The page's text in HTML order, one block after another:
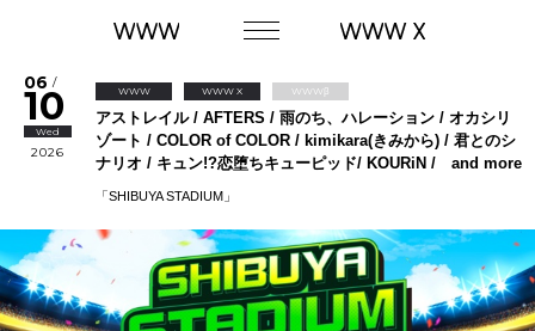
06 /
10
Wed
2026
WWW WWW X WWWβ
アストレイル / AFTERS / 雨のち、ハレーション / オカシリ
ゾート / COLOR of COLOR / kimikara(きみから) / 君とのシ
ナリオ / キュン!?恋堕ちキューピッド/ KOURiN / and more
「SHIBUYA STADIUM」